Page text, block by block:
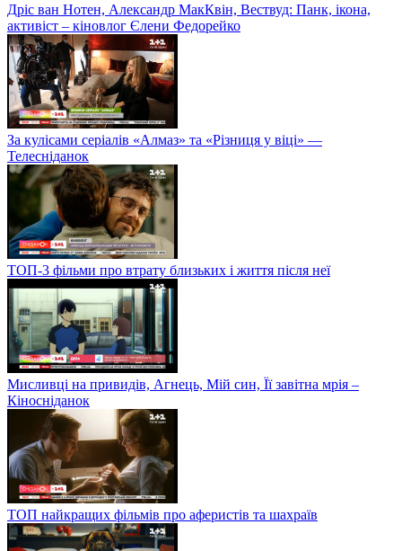
Дріс ван Нотен, Александр МакКвін, Вествуд: Панк, ікона,
активіст – кіновлог Єлени Федорейко
За кулісами серіалів «Алмаз» та «Різниця у віці» —
Телесніданок
ТОП-3 фільми про втрату близьких і життя після неї
Мисливці на привидів, Агнець, Мій син, Її завітна мрія –
Кіносніданок
ТОП найкращих фільмів про аферистів та шахраїв